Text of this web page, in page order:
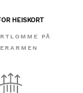
HEISKORT
PÅ